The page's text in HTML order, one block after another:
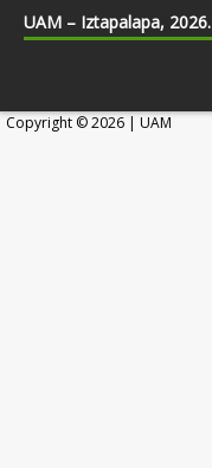
UAM – Iztapalapa, 2026.
Copyright © 2026 | UAM